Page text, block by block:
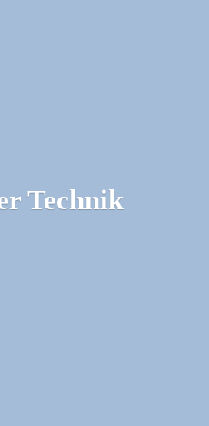
Technik